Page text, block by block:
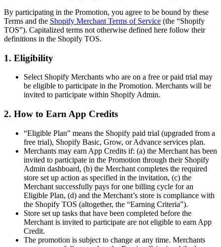
By participating in the Promotion, you agree to be bound by these
Terms and the Shopify Merchant Terms of Service (the “Shopify
TOS”). Capitalized terms not otherwise defined here follow their
definitions in the Shopify TOS.
1. Eligibility
Select Shopify Merchants who are on a free or paid trial may
be eligible to participate in the Promotion. Merchants will be
invited to participate within Shopify Admin.
2. How to Earn App Credits
“Eligible Plan” means the Shopify paid trial (upgraded from a
free trial), Shopify Basic, Grow, or Advance services plan.
Merchants may earn App Credits if: (a) the Merchant has been
invited to participate in the Promotion through their Shopify
Admin dashboard, (b) the Merchant completes the required
store set up action as specified in the invitation, (c) the
Merchant successfully pays for one billing cycle for an
Eligible Plan, (d) and the Merchant’s store is compliance with
the Shopify TOS (altogether, the “Earning Criteria”).
Store set up tasks that have been completed before the
Merchant is invited to participate are not eligible to earn App
Credit.
The promotion is subject to change at any time. Merchants